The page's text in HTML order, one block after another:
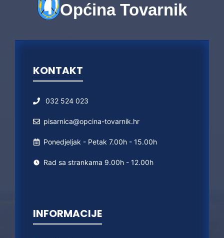
Općina Tovarnik
KONTAKT
032 524 023
pisarnica@opcina-tovarnik.hr
Ponedjeljak - Petak 7.00h - 15.00h
Rad sa strankama 9.00h - 12.00h
INFORMACIJE